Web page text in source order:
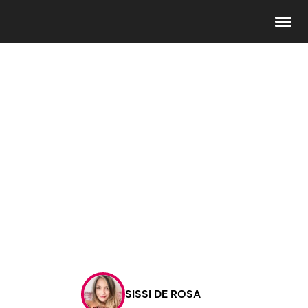
Contattaci
PubblicitàSISSI DE ROSA